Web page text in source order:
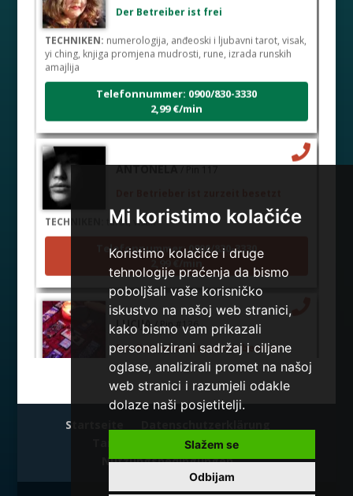
Mi koristimo kolačiće
Koristimo kolačiće i druge
tehnologije praćenja da bismo
poboljšali vaše korisničko
iskustvo na našoj web stranici,
kako bismo vam prikazali
personalizirani sadržaj i ciljane
oglase, analizirali promet na našoj
web stranici i razumjeli odakle
dolaze naši posjetitelji.
Slažem se
Odbijam
Der Betreiber ist frei
TECHNIKEN: numerologija, anđeoski i ljubavni tarot, visak,
yi ching, knjiga promjena mudrosti, rune, izrada runskih
amajlija
Telefonnummer: 0900/830-3330
2,99 €/min
ANTONELA/ Pin 117
TECHNIKEN: tarot, visak
2,99 €/min
LUCIJA / Pin #136
Der Betrieber ist zurzeit besetzt
sudbinske karte, anđeoske poruke
Telefonnummer: 0900/830-3330
2,99 €/min
Startseite
Sms Tarot
Nutzungsbedingungen